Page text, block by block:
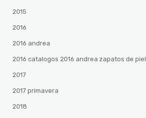
2015
2016
2016 andrea
2016 catalogos 2016 andrea zapatos de piel
2017
2017 primavera
2018